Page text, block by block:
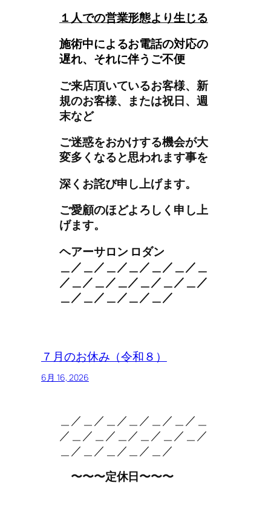
１人での営業形態より生じる
施術中によるお電話の対応の
遅れ、それに伴うご不便
ご来店頂いているお客様、新
規のお客様、または祝日、週
末など
ご迷惑をおかけする機会が大
変多くなると思われます事を
深くお詫び申し上げます。
ご愛顧のほどよろしく申し上
げます。
ヘアーサロン ロダン
＿／＿／＿／＿／＿／＿／＿
／＿／＿／＿／＿／＿／＿／
＿／＿／＿／＿／＿／
７月のお休み（令和８）
6月 16, 2026
＿／＿／＿／＿／＿／＿／＿
／＿／＿／＿／＿／＿／＿／
＿／＿／＿／＿／＿／
〜〜〜定休日〜〜〜